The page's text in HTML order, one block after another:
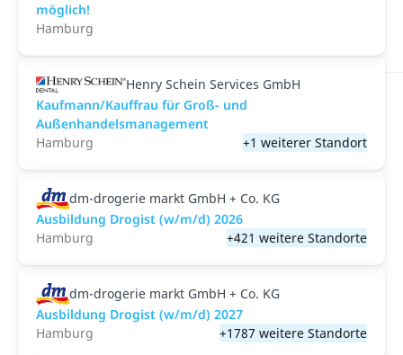
möglich!
Hamburg
Henry Schein Services GmbH
Kaufmann/Kauffrau für Groß- und
Außenhandelsmanagement
Hamburg
+1 weiterer Standort
dm-drogerie markt GmbH + Co. KG
Ausbildung Drogist (w/m/d) 2026
Hamburg
+421 weitere Standorte
dm-drogerie markt GmbH + Co. KG
Ausbildung Drogist (w/m/d) 2027
Hamburg
+1787 weitere Standorte